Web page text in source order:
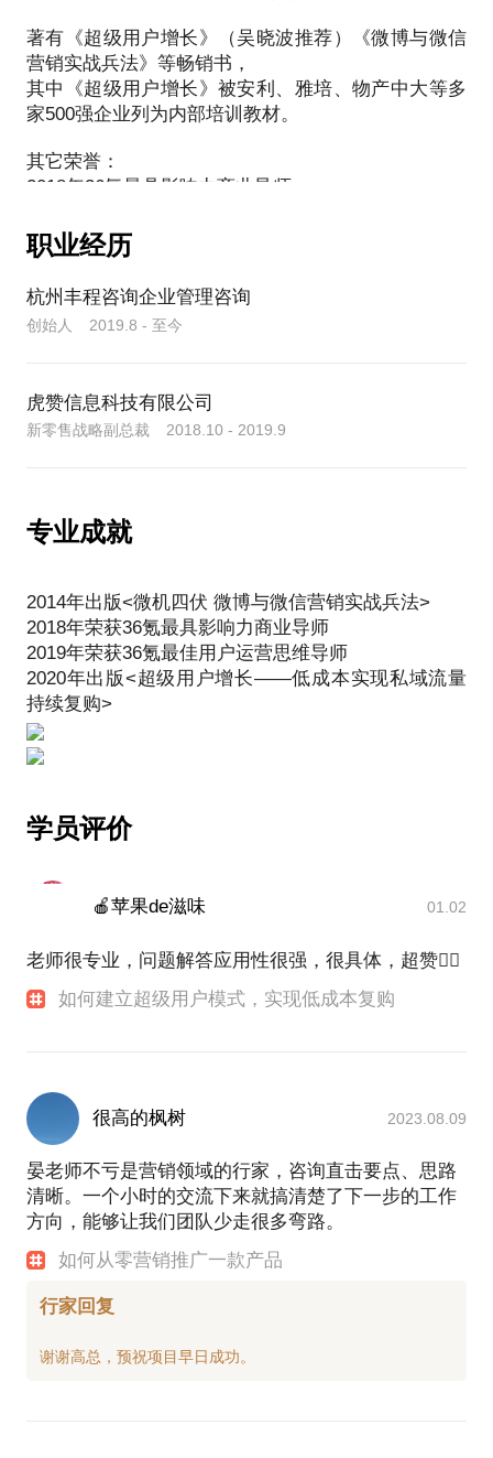
2️⃣ 闭环设计：
• 公域引流（投流/直播/线下）→私域沉淀（企微/社
群）→超级用户裂变的全链路打法
3️⃣ 组织落地：
• 需要什么团队结构？市场、运营、IT如何协同？
• 如何制定3-6个月可量化的里程碑？
4️⃣ 避坑指南：
户分层、缺乏数据中台支撑
• 如何避免“私域=加微信发广告”的误区？
队搭建方案 （根据行业）
适合约见的企业：
• 年营收3000万以上，面临增长瓶颈
• 已尝试数字化但效果不佳
• 需要系统性方案而非碎片化建议
唯信任，难辜负！我竭尽所能分享经验，欢迎你约我
所以在我们的约聊中，我不仅能解答你私域增长的困
惑，还能从超级用户，企业经营视角帮你解答增长问
2020年我出版了实践和理论的结晶——《超级用户增
长—低成本实现私域流量持续复购》这本书，也受到
吴晓波老师的倾力推荐。
又过了5年，我对超级用户模式有了更深入更多实践应
用，它是帮助企业锁定忠诚用户，低成本增长的最好
超级用户对企业有何价值？
企业如何打造超级用户体系？
如何持续保持超级用户活跃？
+社群运营，复购率提升25%。
过去5年，我构建了一套从公域引流到私域留存转化的
业务闭环，帮助中小企业真正实现低成本的营销增
长，如何以最小成本拿到最优结果。
你跟我的约见，我将围绕以下核心方法帮助你快速见
※精准定位目标用户——如何找到高转化人群，避免
营销预算浪费。
※高效渠道组合——哪些数字化营销渠道ROI最高？
略，提升转化率。
※低成本裂变技巧——利用社交裂变和私域运营，持
著有《超级用户增长》（吴晓波推荐）《微博与微信
营销实战兵法》等畅销书，
其中《超级用户增长》被安利、雅培、物产中大等多
家500强企业列为内部培训教材。
其它荣誉：
2018年36氪最具影响力商业导师
吴晓波新匠人学院，混沌大学特邀分享嘉宾
全棉时代，贝亲，CRD，返利网等私域增长战略顾问
中欧浙江校友会管理专委委员
2024年度中欧浙江杰出校友
是国内第一本微博和微信运营的实战指南。
见品牌CEO崔洪波，钟薛高联合创始人庄毅，微盟董
这本书是国内第一本定义了私域流量和超级用户，完
整提出私域运营和超级用户增长方法论的实战指南，
是我过去4年服务百亿企业私域运营的实战总结，也是
对中国品牌企业未来5-10年如何通过超级用户驱动增
长的思考和指南。这本书成为健合集团，安利，雅
培，物产中大，RIO鸡尾酒等知名企业内部学习的教
科书。
顾家家居、全棉时代、澳优集团、百果园、汾酒集
团、新希望、老板电器、中国移动、克徕帝、健合集
西兰贸发局、徽商银行、返利网、京东等企业。
我做过一线运营，也干过副总裁，合伙人，兼具甲方
如果你正面临：
✅ 流量贵、转化低——投了很多广告，但ROI不理
想？
✅ 私域难运营——用户加了微信/社群，但活跃度低、
复购差？
✅ 增长遇瓶颈——传统营销失效，不知如何转型数字
化？
✅ 缺乏系统方法——想做公域/私域/，但不知从何下
手？
我能为你提供：
职业经历
杭州丰程咨询企业管理咨询
创始人 2019.8 - 至今
虎赞信息科技有限公司
新零售战略副总裁 2018.10 - 2019.9
专业成就
2014年出版<微机四伏 微博与微信营销实战兵法>
2018年荣获36氪最具影响力商业导师
2019年荣获36氪最佳用户运营思维导师
2020年出版<超级用户增长——低成本实现私域流量
学员评价
🍎苹果de滋味 01.02
老师很专业，问题解答应用性很强，很具体，超赞👍🏻
如何建立超级用户模式，实现低成本复购
很高的枫树 2023.08.09
晏老师不亏是营销领域的行家，咨询直击要点、思路
清晰。一个小时的交流下来就搞清楚了下一步的工作
方向，能够让我们团队少走很多弯路。
如何从零营销推广一款产品
行家回复